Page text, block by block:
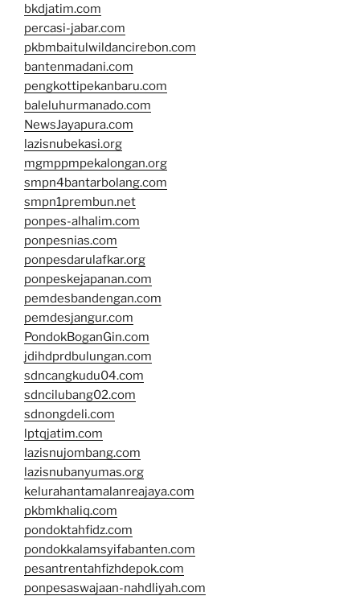
bkdjatim.com
percasi-jabar.com
pkbmbaitulwildancirebon.com
bantenmadani.com
pengkottipekanbaru.com
baleluhurmanado.com
NewsJayapura.com
lazisnubekasi.org
mgmppmpekalongan.org
smpn4bantarbolang.com
smpn1prembun.net
ponpes-alhalim.com
ponpesnias.com
ponpesdarulafkar.org
ponpeskejapanan.com
pemdesbandengan.com
pemdesjangur.com
PondokBoganGin.com
jdihdprdbulungan.com
sdncangkudu04.com
sdncilubang02.com
sdnongdeli.com
lptqjatim.com
lazisnujombang.com
lazisnubanyumas.org
kelurahantamalanreajaya.com
pkbmkhaliq.com
pondoktahfidz.com
pondokkalamsyifabanten.com
pesantrentahfizhdepok.com
ponpesaswajaan-nahdliyah.com